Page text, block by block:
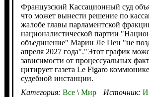
Французский Кассационный суд
что может вынести решение по
жалобе главы парламентской
националистической партии
объединение" Марин Ле Пен "не
апреля 2027 года"."Этот график
зависимости от процессуальных
цитирует газета Le Figaro
судебной инстанции.
Категория: Все\Мир Источник: